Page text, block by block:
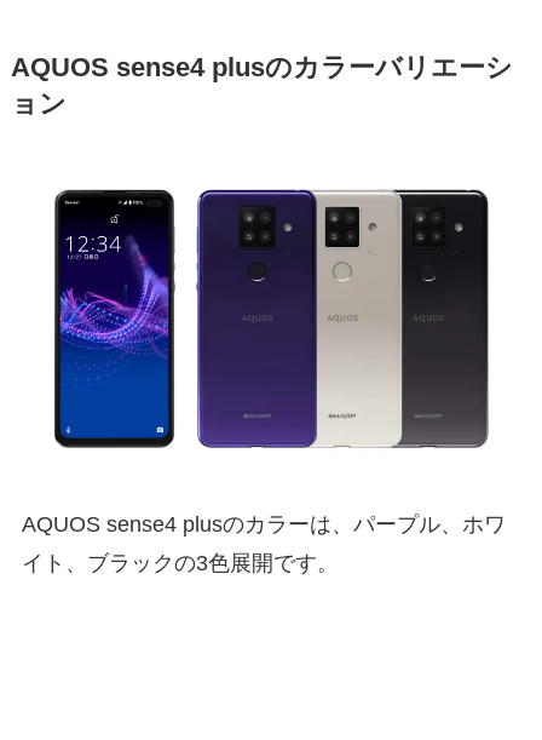
AQUOS sense4 plusのカラーバリエーシ
ョン
AQUOS sense4 plusのカラーは、パープル、ホワ
イト、ブラックの3色展開です。